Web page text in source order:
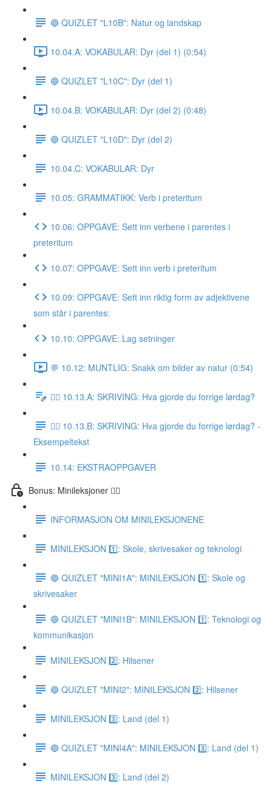
🔵 QUIZLET "L10B": Natur og landskap
10.04.A: VOKABULAR: Dyr (del 1) (0:54)
🔵 QUIZLET "L10C": Dyr (del 1)
10.04.B: VOKABULAR: Dyr (del 2) (0:48)
🔵 QUIZLET "L10D": Dyr (del 2)
10.04.C: VOKABULAR: Dyr
10.05: GRAMMATIKK: Verb i preteritum
10.06: OPPGAVE: Sett inn verbene i parentes i
preteritum
10.07: OPPGAVE: Sett inn verb i preteritum
10.09: OPPGAVE: Sett inn riktig form av adjektivene
som står i parentes:
10.10: OPPGAVE: Lag setninger
💬 10.12: MUNTLIG: Snakk om bilder av natur (0:54)
✍🏼 10.13.A: SKRIVING: Hva gjorde du forrige lørdag?
✍🏼 10.13.B: SKRIVING: Hva gjorde du forrige lørdag? -
Eksempeltekst
10.14: EKSTRAOPPGAVER
Bonus: Minileksjoner 👌🏻
INFORMASJON OM MINILEKSJONENE
MINILEKSJON 1️⃣: Skole, skrivesaker og teknologi
🔵 QUIZLET "MINI1A": MINILEKSJON 1️⃣: Skole og
skrivesaker
🔵 QUIZLET "MINI1B": MINILEKSJON 1️⃣: Teknologi og
kommunikasjon
MINILEKSJON 2️⃣: Hilsener
🔵 QUIZLET "MINI2": MINILEKSJON 2️⃣: Hilsener
MINILEKSJON 3️⃣: Land (del 1)
🔵 QUIZLET "MINI4A": MINILEKSJON 3️⃣: Land (del 1)
MINILEKSJON 3️⃣: Land (del 2)